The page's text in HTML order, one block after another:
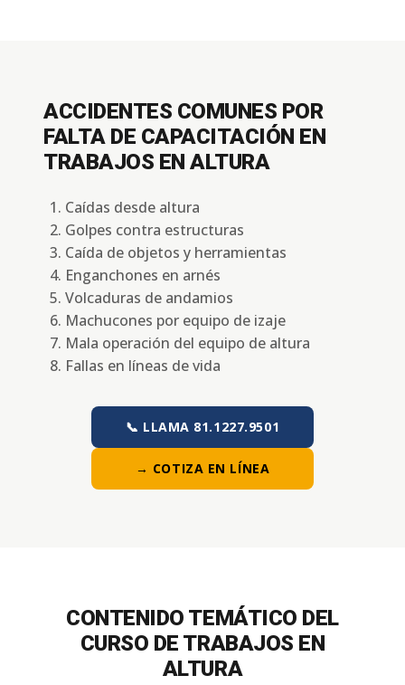
ACCIDENTES COMUNES POR
FALTA DE CAPACITACIÓN EN
TRABAJOS EN ALTURA
Caídas desde altura
Golpes contra estructuras
Caída de objetos y herramientas
Enganchones en arnés
Volcaduras de andamios
Machucones por equipo de izaje
Mala operación del equipo de altura
Fallas en líneas de vida
📞 LLAMA 81.1227.9501
→ COTIZA EN LÍNEA
CONTENIDO TEMÁTICO DEL
CURSO DE TRABAJOS EN
ALTURA